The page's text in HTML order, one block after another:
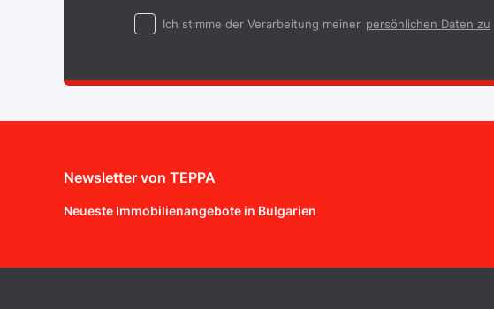
Ich stimme der Verarbeitung meiner persönlichen Daten zu
Newsletter von TEPPA
Neueste Immobilienangebote in Bulgarien